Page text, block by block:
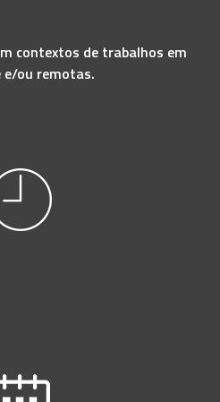
contextos de trabalhos em
e/ou remotas.